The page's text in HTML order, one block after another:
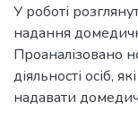
У роботі
надання
Проаналізовано
діяльності осіб,
надавати